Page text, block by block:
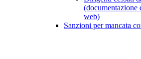
(documentazione
web)
Sanzioni per mancata